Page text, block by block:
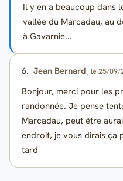
Il y en a beaucoup dans
vallée du Marcadau, au
à Gavarnie...
6. Jean Bernard , le 25/09/
Bonjour, merci pour les
randonnée. Je pense
Marcadau, peut être
endroit, je vous dirais ça
tard